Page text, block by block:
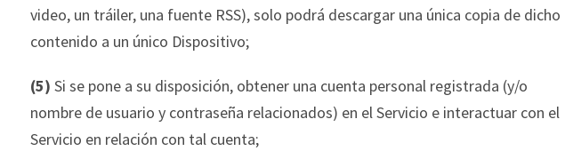
video, un tráiler, una fuente RSS), solo podrá descargar una única copia de dicho
contenido a un único Dispositivo;
(5) Si se pone a su disposición, obtener una cuenta personal registrada (y/o
nombre de usuario y contraseña relacionados) en el Servicio e interactuar con el
Servicio en relación con tal cuenta;